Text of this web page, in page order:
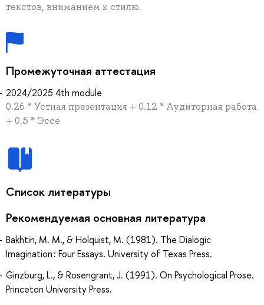
текстов, вниманием к стилю.
Промежуточная аттестация
2024/2025 4th module
0.26 * Устная презентация + 0.12 * Аудиторная работа
+ 0.5 * Эссе
Список литературы
Рекомендуемая основная литература
Bakhtin, M. M., & Holquist, M. (1981). The Dialogic
Imagination : Four Essays. University of Texas Press.
Ginzburg, L., & Rosengrant, J. (1991). On Psychological Prose.
Princeton University Press.